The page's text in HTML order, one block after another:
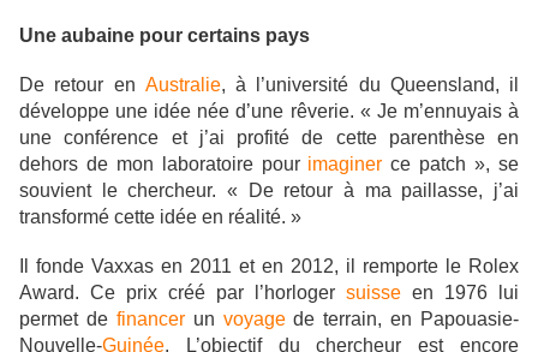
Une aubaine pour certains pays
De retour en Australie, à l’université du Queensland, il
développe une idée née d’une rêverie. « Je m’ennuyais à
une conférence et j’ai profité de cette parenthèse en
dehors de mon laboratoire pour imaginer ce patch », se
souvient le chercheur. « De retour à ma paillasse, j’ai
transformé cette idée en réalité. »
Il fonde Vaxxas en 2011 et en 2012, il remporte le Rolex
Award. Ce prix créé par l’horloger suisse en 1976 lui
permet de financerun voyagede terrain, en Papouasie-
Nouvelle-Guinée. L’objectif du chercheur est encore